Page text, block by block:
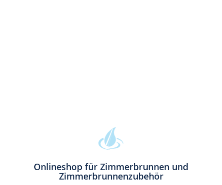
Onlineshop für Zimmerbrunnen und
Zimmerbrunnenzubehör